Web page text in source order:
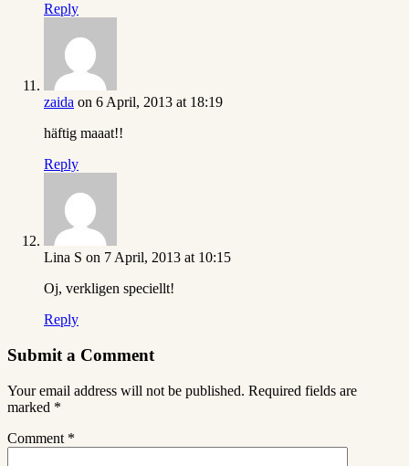
Reply
zaida on 6 April, 2013 at 18:19
häftig maaat!!
Reply
Lina S on 7 April, 2013 at 10:15
Oj, verkligen speciellt!
Reply
Submit a Comment
Your email address will not be published. Required fields are
marked *
Comment *